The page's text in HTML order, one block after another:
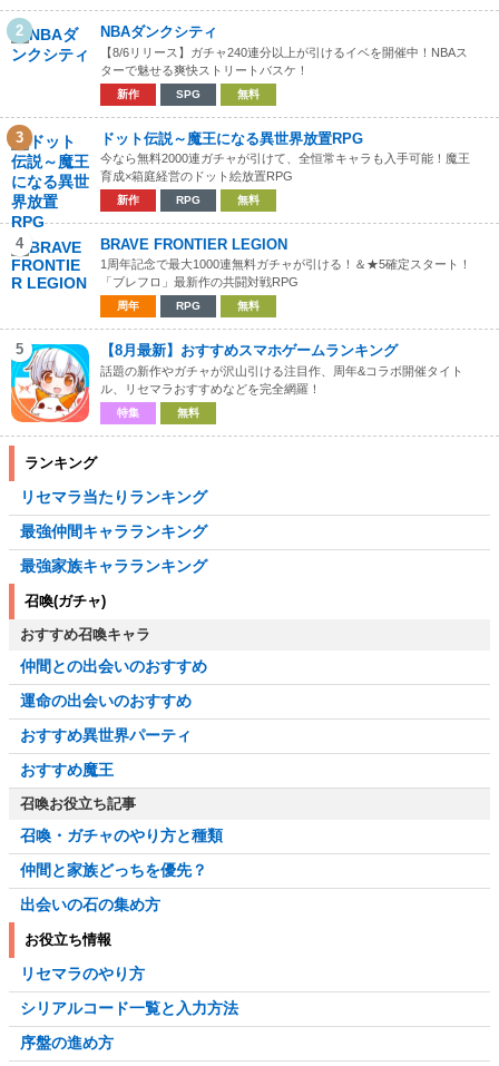
2 NBAダンクシティ
【8/6リリース】ガチャ240連分以上が引けるイベを開催中！NBAス
ターで魅せる爽快ストリートバスケ！
新作 SPG 無料
3 ドット伝説～魔王になる異世界放置RPG
今なら無料2000連ガチャが引けて、全恒常キャラも入手可能！魔王
育成×箱庭経営のドット絵放置RPG
新作 RPG 無料
4 BRAVE FRONTIER LEGION
1周年記念で最大1000連無料ガチャが引ける！＆★5確定スタート！
「ブレフロ」最新作の共闘対戦RPG
周年 RPG 無料
5 【8月最新】おすすめスマホゲームランキング
話題の新作やガチャが沢山引ける注目作、周年&コラボ開催タイト
ル、リセマラおすすめなどを完全網羅！
特集 無料
ランキング
リセマラ当たりランキング
最強仲間キャラランキング
最強家族キャラランキング
召喚(ガチャ)
おすすめ召喚キャラ
仲間との出会いのおすすめ
運命の出会いのおすすめ
おすすめ異世界パーティ
おすすめ魔王
召喚お役立ち記事
召喚・ガチャのやり方と種類
仲間と家族どっちを優先？
出会いの石の集め方
お役立ち情報
リセマラのやり方
シリアルコード一覧と入力方法
序盤の進め方